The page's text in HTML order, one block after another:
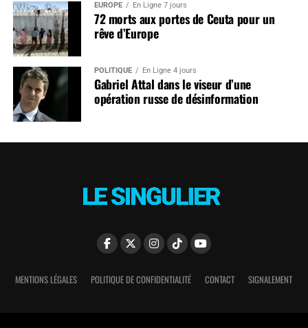
EUROPE En Ligne 7 jours
72 morts aux portes de Ceuta pour un
rêve d’Europe
POLITIQUE En Ligne 4 jours
Gabriel Attal dans le viseur d’une
opération russe de désinformation
MENTIONS LÉGALES POLITIQUE DE CONFIDENTIALITÉ CONTACT SIGNALEMENT